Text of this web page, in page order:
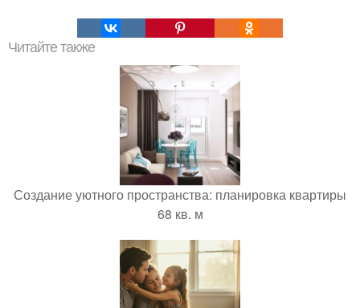
Читайте также
Создание уютного пространства: планировка квартиры
68 кв. м